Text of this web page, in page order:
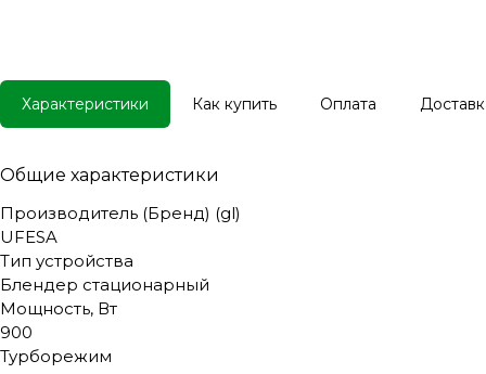
Характеристики Как купить Оплата
Общие характеристики
Производитель (Бренд) (gl)
UFESA
Тип устройства
Блендер стационарный
Мощность, Вт
900
Турборежим